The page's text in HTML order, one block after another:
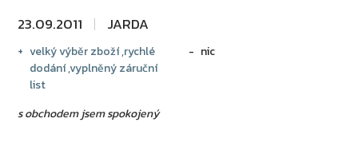
23.09.2011 JARDA
velký výběr zboží ,rychlé
dodání ,vyplněný záruční
list
nic
s obchodem jsem spokojený